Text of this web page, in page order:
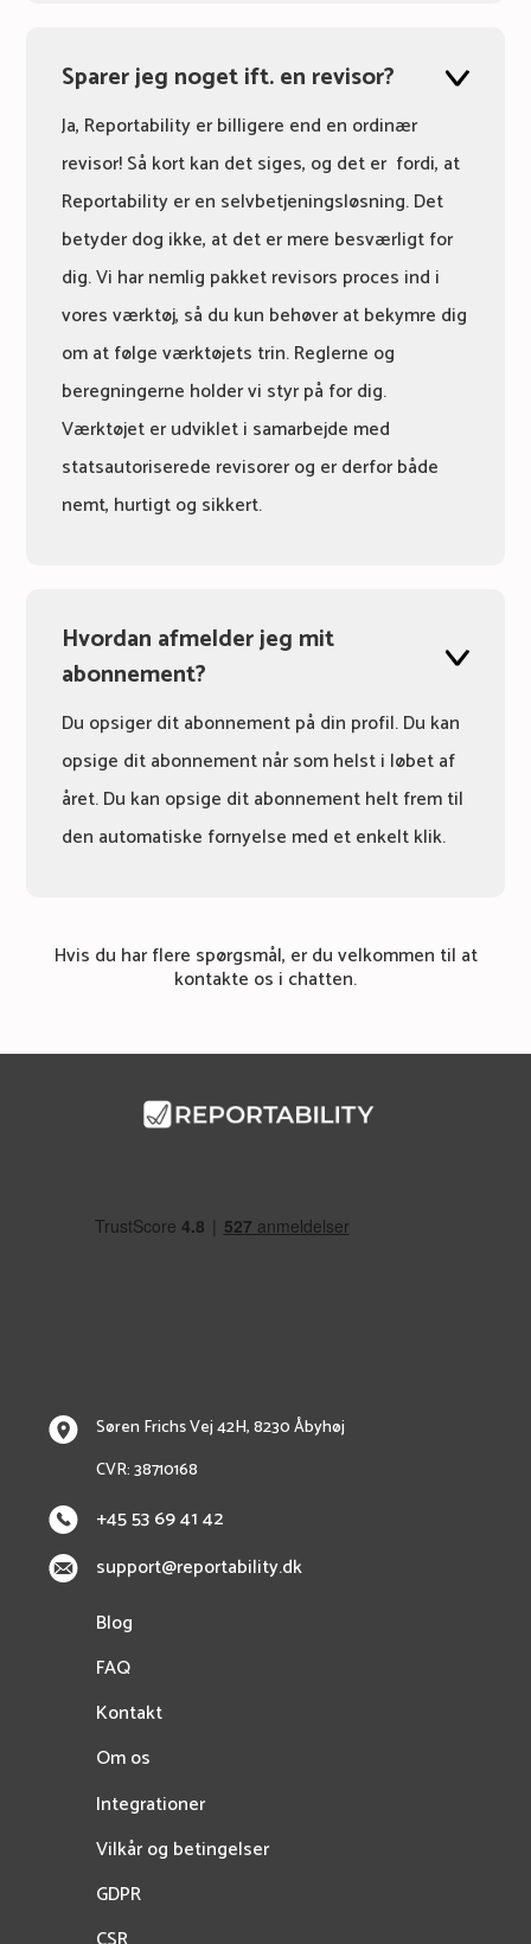
Sparer jeg noget ift. en revisor?
Ja, Reportability er billigere end en ordinær
revisor! Så kort kan det siges, og det er fordi, at
Reportability er en selvbetjeningsløsning. Det
betyder dog ikke, at det er mere besværligt for
dig. Vi har nemlig pakket revisors proces ind i
vores værktøj, så du kun behøver at bekymre dig
om at følge værktøjets trin. Reglerne og
beregningerne holder vi styr på for dig.
Værktøjet er udviklet i samarbejde med
statsautoriserede revisorer og er derfor både
nemt, hurtigt og sikkert.
Hvordan afmelder jeg mit
abonnement?
Du opsiger dit abonnement på din profil. Du kan
opsige dit abonnement når som helst i løbet af
året. Du kan opsige dit abonnement helt frem til
den automatiske fornyelse med et enkelt klik.
Hvis du har flere spørgsmål, er du velkommen til at
kontakte os i chatten.
Søren Frichs Vej 42H, 8230 Åbyhøj
CVR: 38710168
+45 53 69 41 42
support@reportability.dk
Blog
FAQ
Kontakt
Om os
Integrationer
Vilkår og betingelser
GDPR